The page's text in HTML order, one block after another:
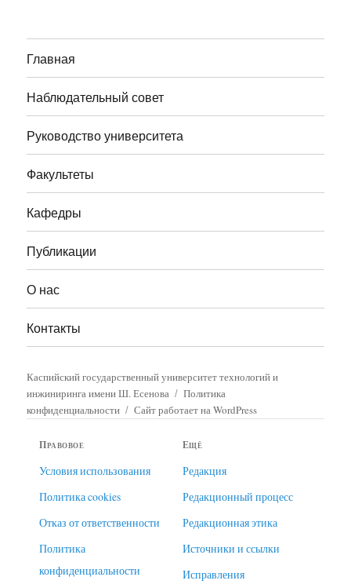
Главная
Наблюдательный совет
Руководство университета
Факультеты
Кафедры
Публикации
О нас
Контакты
Каспийский государственный университет технологий и
инжиниринга имени Ш. Есенова
Политика
конфиденциальности
Сайт работает на WordPress
Правовое
Условия использования
Политика cookies
Отказ от ответственности
Политика
конфиденциальности
Ещё
Редакция
Редакционный процесс
Редакционная этика
Источники и ссылки
Исправления